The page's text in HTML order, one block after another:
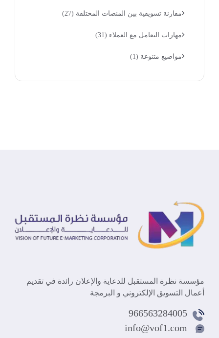
مقارنة تسويقية بين المنصات المختلفة (27)
مهارات التعامل مع العملاء (31)
مواضيع متنوعة (1)
مؤسسة نظرة المستقبل للدعاية والإعلان رائدة في تقديم
أعمال التسويق الإلكتروني و البرمجة
966563284005
info@vof1.com